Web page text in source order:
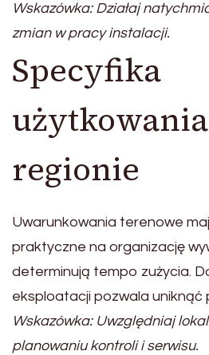
Wskazówka: Działaj
zmian w pracy instalacji.
Specyfika
regionie
Uwarunkowania terenowe
praktyczne na organizację
determinują tempo zużycia.
eksploatacji pozwala uniknąć
Wskazówka: Uwzględniaj
planowaniu kontroli i serwisu.